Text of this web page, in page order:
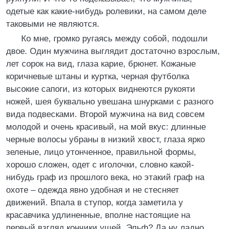
одетые как какие-нибудь ролевики, на самом деле
таковыми не являются.
Ко мне, громко ругаясь между собой, подошли
двое. Один мужчина выглядит достаточно взрослым,
лет сорок на вид, глаза карие, брюнет. Кожаные
коричневые штаны и куртка, черная футболка
высокие сапоги, из которых виднеются рукояти
ножей, шея буквально увешана шнурками с разного
вида подвесками. Второй мужчина на вид совсем
молодой и очень красивый, на мой вкус: длинные
черные волосы убраны в низкий хвост, глаза ярко
зеленые, лицо утонченное, правильной формы,
хорошо сложен, одет с иголочки, словно какой-
нибудь граф из прошлого века, но этакий граф на
охоте – одежда явно удобная и не стесняет
движений. Впала в ступор, когда заметила у
красавчика удлиненные, вполне настоящие на